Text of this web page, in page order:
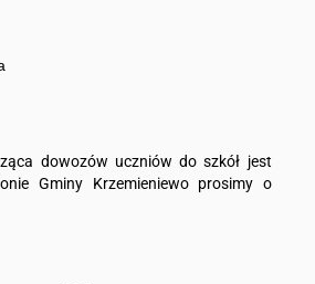
dowozów uczniów do szkół jest
Gminy Krzemieniewo prosimy o